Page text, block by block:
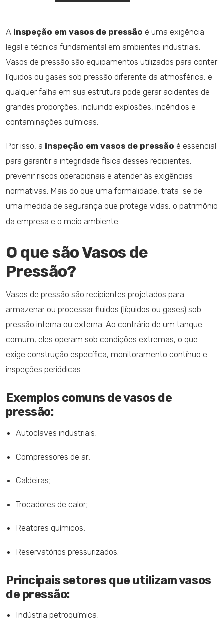
A inspeção em vasos de pressão é uma exigência
legal e técnica fundamental em ambientes industriais.
Vasos de pressão são equipamentos utilizados para conter
líquidos ou gases sob pressão diferente da atmosférica, e
qualquer falha em sua estrutura pode gerar acidentes de
grandes proporções, incluindo explosões, incêndios e
contaminações químicas.
Por isso, a inspeção em vasos de pressão é essencial
para garantir a integridade física desses recipientes,
prevenir riscos operacionais e atender às exigências
normativas. Mais do que uma formalidade, trata-se de
uma medida de segurança que protege vidas, o patrimônio
da empresa e o meio ambiente.
O que são Vasos de
Pressão?
Vasos de pressão são recipientes projetados para
armazenar ou processar fluidos (líquidos ou gases) sob
pressão interna ou externa. Ao contrário de um tanque
comum, eles operam sob condições extremas, o que
exige construção específica, monitoramento contínuo e
inspeções periódicas.
Exemplos comuns de vasos de
pressão:
Autoclaves industriais;
Compressores de ar;
Caldeiras;
Trocadores de calor;
Reatores químicos;
Reservatórios pressurizados.
Principais setores que utilizam vasos
de pressão:
Indústria petroquímica;